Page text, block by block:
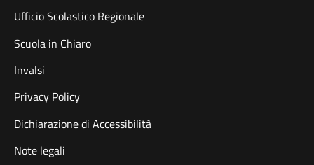
Ufficio Scolastico Regionale
Scuola in Chiaro
Invalsi
Privacy Policy
Dichiarazione di Accessibilità
Note legali